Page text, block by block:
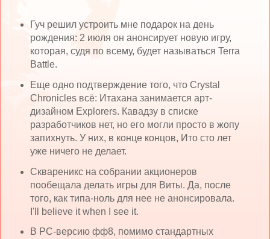
Гуч решил устроить мне подарок на день
рождения: 2 июля он анонсирует новую игру,
которая, судя по всему, будет называться Terra
Battle.
Еще одно подтверждение того, что Crystal
Chronicles всё: Итахана занимается арт-
дизайном Explorers. Кавадзу в списке
разработчиков нет, но его могли просто в жопу
запихнуть. У них, в конце концов, Ито сто лет
уже ничего не делает.
Сквареникс на собрании акционеров
пообещала делать игры для Виты. Да, после
того, как типа-ноль для нее не анонсировала.
I'll believe it when I see it.
В РС-версию фф8, помимо стандартных